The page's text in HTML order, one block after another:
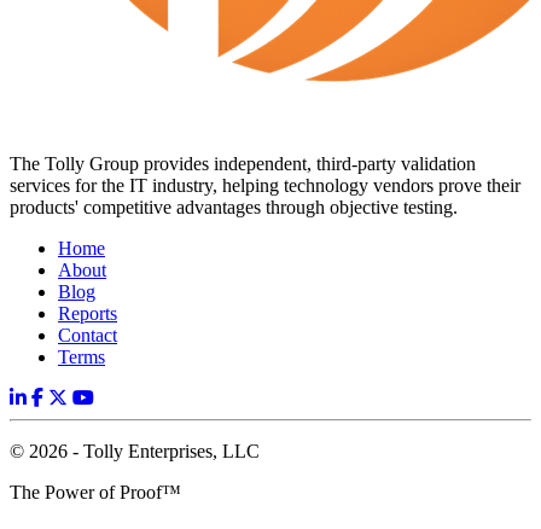
The Tolly Group provides independent, third-party validation
services for the IT industry, helping technology vendors prove their
products' competitive advantages through objective testing.
Home
About
Blog
Reports
Contact
Terms
© 2026 - Tolly Enterprises, LLC
The Power of Proof™